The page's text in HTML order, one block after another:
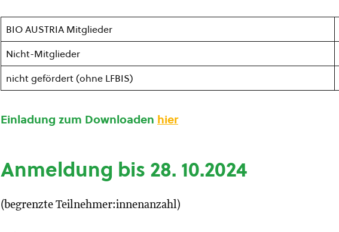
BIO AUSTRIA Mitglieder
Nicht-Mitglieder
nicht gefördert (ohne LFBIS)
Einladung zum Downloaden hier
Anmeldung bis 28. 10.2024
(begrenzte Teilnehmer:innenanzahl)